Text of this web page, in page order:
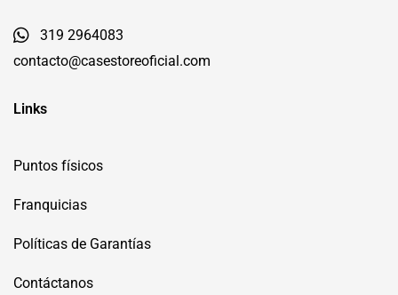
319 2964083
contacto@casestoreoficial.com
Links
Puntos físicos
Franquicias
Políticas de Garantías
Contáctanos